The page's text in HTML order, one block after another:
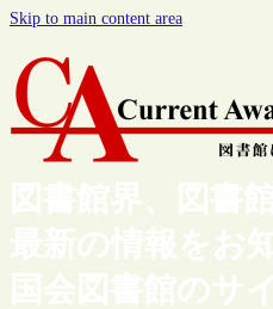
Skip to main content area
図書館界、図書
最新の情報をお
国会図書館のサ